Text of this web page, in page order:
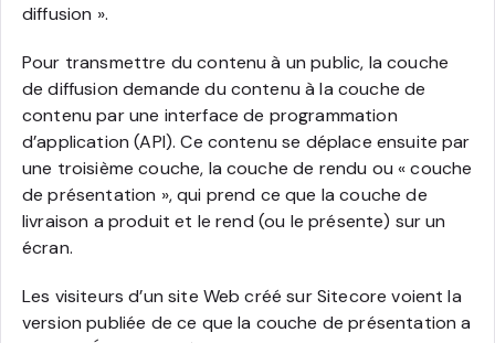
diffusion ».
Pour transmettre du contenu à un public, la couche
de diffusion demande du contenu à la couche de
contenu par une interface de programmation
d’application (API). Ce contenu se déplace ensuite par
une troisième couche, la couche de rendu ou « couche
de présentation », qui prend ce que la couche de
livraison a produit et le rend (ou le présente) sur un
écran.
Les visiteurs d’un site Web créé sur Sitecore voient la
version publiée de ce que la couche de présentation a